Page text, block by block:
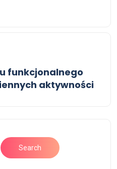
funkcjonalnego
aktywności